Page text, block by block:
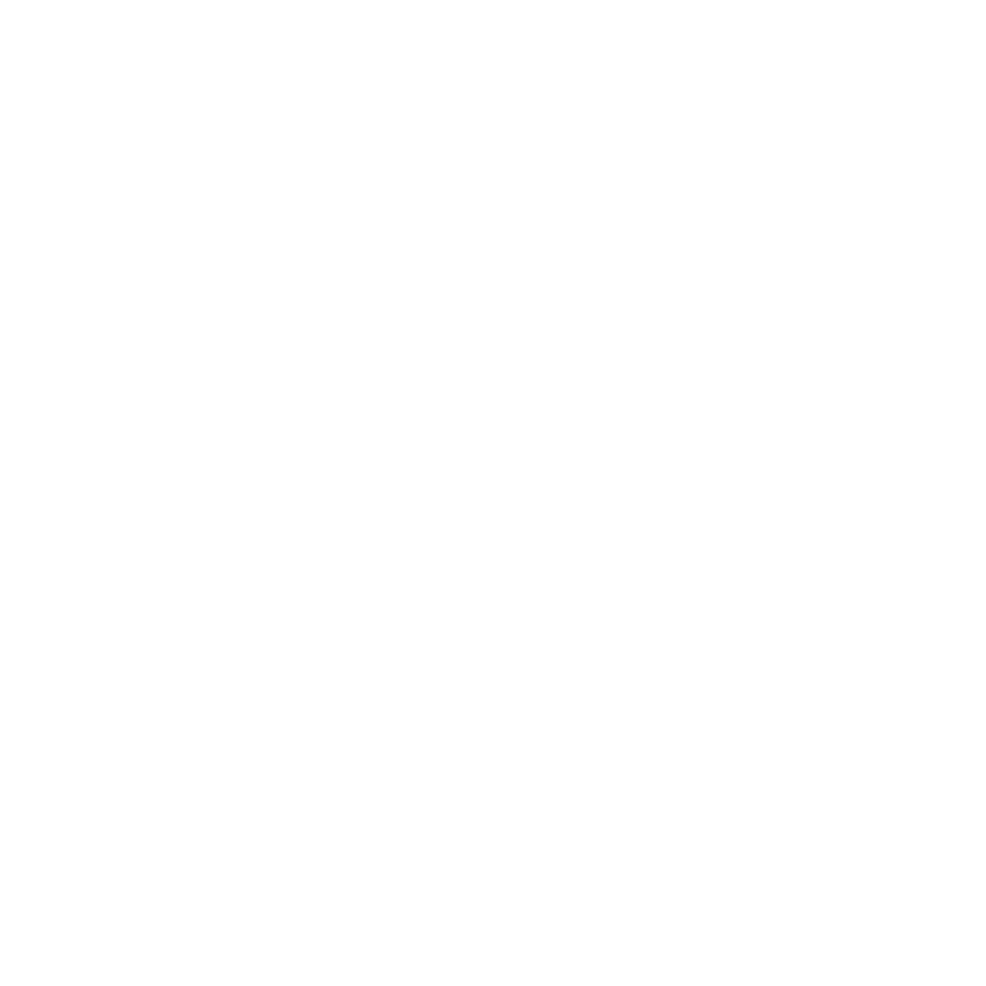
Egyes szolgáltatások az évszaktól és a helyi időjárási viszonyoktól függenek. Nyelvek: angol. Hitelkártyák: Euro/MasterCard.
műholdas TV-vel és központilag szabályozott légkondicionálóval felszereltek. A fürdőszoba káddal és zuhanyzóval is felszerelt.
műholdas TV-vel és központilag szabályozott légkondicionálóval felszereltek. A fürdőszoba káddal és zuhanyzóval is felszerelt.